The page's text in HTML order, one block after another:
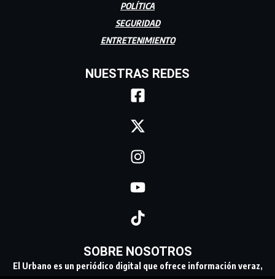
POLÍTICA
SEGURIDAD
ENTRETENIMIENTO
NUESTRAS REDES
SOBRE NOSOTROS
El Urbano es un periódico digital que ofrece información veraz,